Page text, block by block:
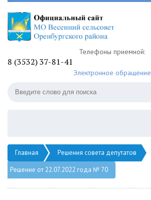
Телефоны приемной:
8 (3532) 37-81-41
Электронное обращение
Главная
Решения совета депутатов
Решение от 22.07.2022 года № 70